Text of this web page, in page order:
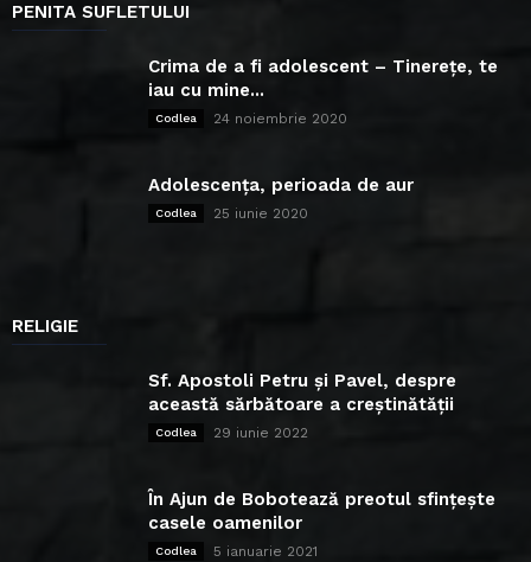
PENITA SUFLETULUI
Crima de a fi adolescent – Tinerețe, te
iau cu mine...
Codlea 24 noiembrie 2020
Adolescența, perioada de aur
Codlea 25 iunie 2020
RELIGIE
Sf. Apostoli Petru și Pavel, despre
această sărbătoare a creștinătății
Codlea 29 iunie 2022
În Ajun de Bobotează preotul sfințește
casele oamenilor
Codlea 5 ianuarie 2021